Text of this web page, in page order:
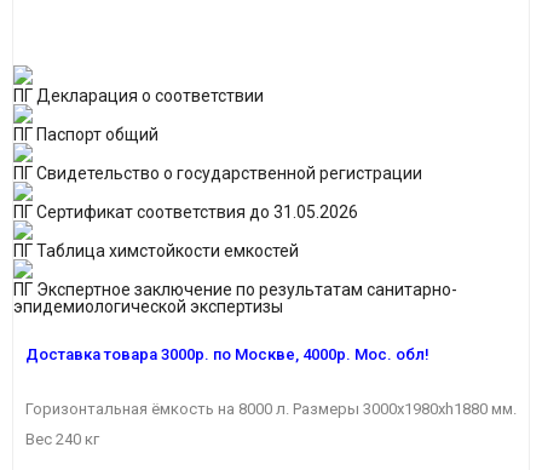
ПГ Декларация о соответствии
ПГ Паспорт общий
ПГ Свидетельство о государственной регистрации
ПГ Сертификат соответствия до 31.05.2026
ПГ Таблица химстойкости емкостей
ПГ Экспертное заключение по результатам санитарно-
эпидемиологической экспертизы
Доставка товара 3000р. по Москве, 4000р. Мос. обл!
Горизонтальная ёмкость на 8000 л. Размеры 3000х1980хh1880 мм.
Вес 240 кг